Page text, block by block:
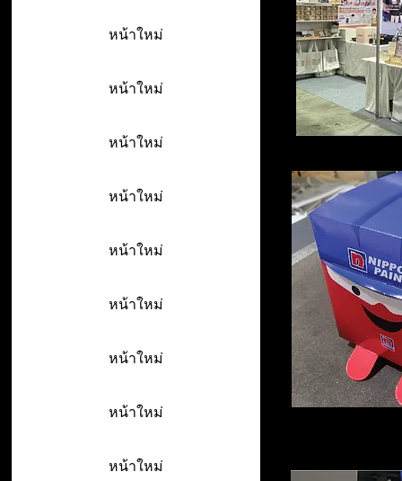
หน้าใหม่
หน้าใหม่
หน้าใหม่
หน้าใหม่
หน้าใหม่
หน้าใหม่
หน้าใหม่
หน้าใหม่
หน้าใหม่